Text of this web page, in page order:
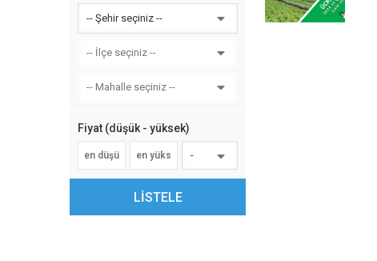
-- Şehir seçiniz --
-- İlçe seçiniz --
-- Mahalle seçiniz --
Fiyat (düşük - yüksek)
-
LİSTELE